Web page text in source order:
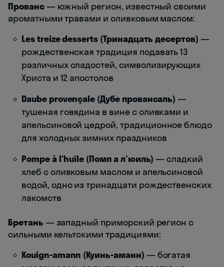
Прованс— южный регион, известный своими
ароматными травами и оливковым маслом:
Les treize desserts (Тринадцать десертов) —
рождественская традиция подавать 13
различных сладостей, символизирующих
Христа и 12 апостолов
Daube provençale (Дубе провансаль) —
тушеная говядина в вине с оливками и
апельсиновой цедрой, традиционное блюдо
для холодных зимних праздников
Pompe à l'huile (Помп а л'юиль) — сладкий
хлеб с оливковым маслом и апельсиновой
водой, одно из тринадцати рождественских
лакомств
Бретань — западный приморский регион с
сильными кельтскими традициями:
Kouign-amann (Куинь-аманн) — богатая